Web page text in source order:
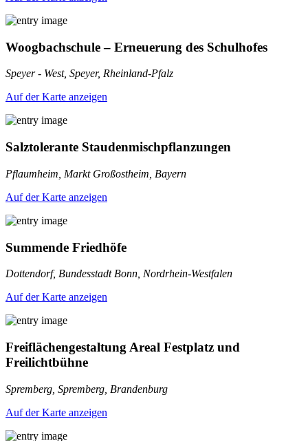
Woogbachschule – Erneuerung des Schulhofes
Speyer - West, Speyer, Rheinland-Pfalz
Auf der Karte anzeigen
Salztolerante Staudenmischpflanzungen
Pflaumheim, Markt Großostheim, Bayern
Auf der Karte anzeigen
Summende Friedhöfe
Dottendorf, Bundesstadt Bonn, Nordrhein-Westfalen
Auf der Karte anzeigen
Freiflächengestaltung Areal Festplatz und
Freilichtbühne
Spremberg, Spremberg, Brandenburg
Auf der Karte anzeigen